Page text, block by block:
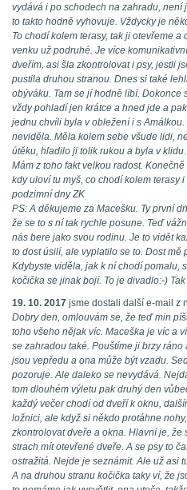
vydává i po schodech na zahradu, není
to takto hodně vyhovuje. Vždycky je
To chodí kolem terasy, tak ji otevřeme
venku už podruhé. Je více
dveřím, asi šla zkontrolovat i psy, jestli
pustila druhou stranou. Dnes si také
obýváku. Tam se jí hodně líbí. Dokonce
vždy pohladí jen krátce a hned jde a
jednu chvíli byla v obležení i s
neviděla. Měla kolem sebe všude lidi,
útěku, hladilo ji tolik rukou a byla v
Mám z toho fakt velkou radost.
kdy uloví tu myš, co chodí kolem
podzimní dny ZK
PS: A děkujeme za Macešku. Ty první
že se to s ní tak rychle posune. Teď
nás bere jako svou rodinu. Je to vidět
to dost úsilí, ale vyplatilo se to. Dost mě
Kdybyste viděla, jak k ní chodí pomalu,
kočička se jinak bojí. To je divadlo:-)
19. 10. 2017 jsme dostali další e-mail z
Dobry den, omlouvám se, že teď min
toho všeho nějak víc. Maceška je víc a
se zahradou také. Pouštíme ji brzy
jsou vepředu a ona může být vzadu.
pozoruje. Ale daleko se nevydává.
tom dlouhém výletu pak druhý den
každý večer chodí od dveří k oknu,
ložnici, ale když si někdo protáhne
zkontrolovat dveře a okna. Hlavní je, že
strach mít otevřené dveře. A se psy to
ostražitá. Nejde je seznámit. Ale už asi
A na druhou stranu kočička taky ví, že